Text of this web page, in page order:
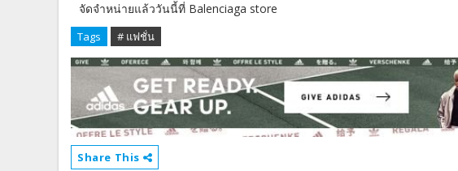
จัดจำหน่ายแล้ววันนี้ที่ Balenciaga store
Tags # แฟชั่น
Share This